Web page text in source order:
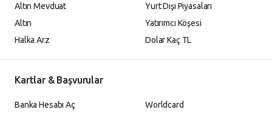
Altın Mevduat
Altın
Halka Arz
Yurt Dışı Piyasaları
Yatırımcı Köşesi
Dolar Kaç TL
Kartlar & Başvurular
Banka Hesabı Aç
Worldcard